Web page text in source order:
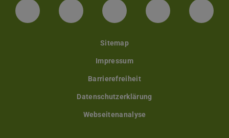
LinkedIn-Seite der TU Darmstadt
Instagram-Kanal der TU
Bluesky-Kanal der TU
Facebook-
Sitemap
Impressum
Barrierefreiheit
Datenschutzerklärung
Webseitenanalyse